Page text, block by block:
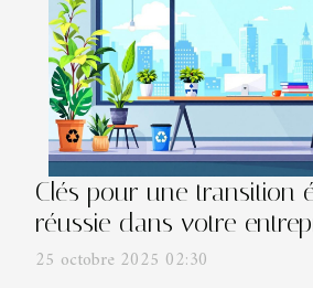
Clés pour une transition
réussie dans votre
25 octobre 2025 02:30